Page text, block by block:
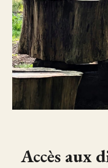
Accès aux